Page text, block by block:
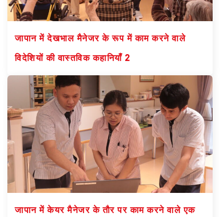
जापान में देखभाल मैनेजर के रूप में काम करने वाले
विदेशियों की वास्तविक कहानियाँ 2
जापान में केयर मैनेजर के तौर पर काम करने वाले एक